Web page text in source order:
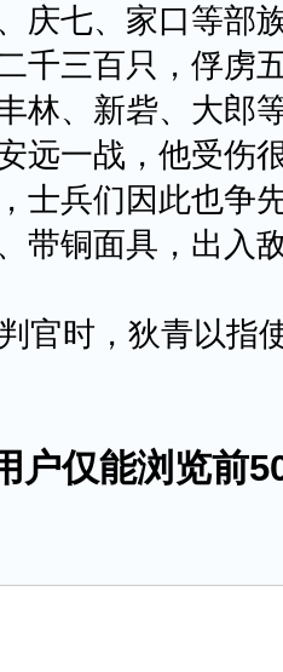
庆七、家口等部
千三百只，俘虏
林、新砦、大郎
远一战，他受伤
士兵们因此也争
带铜面具，出入
时，狄青以指
户仅能浏览前